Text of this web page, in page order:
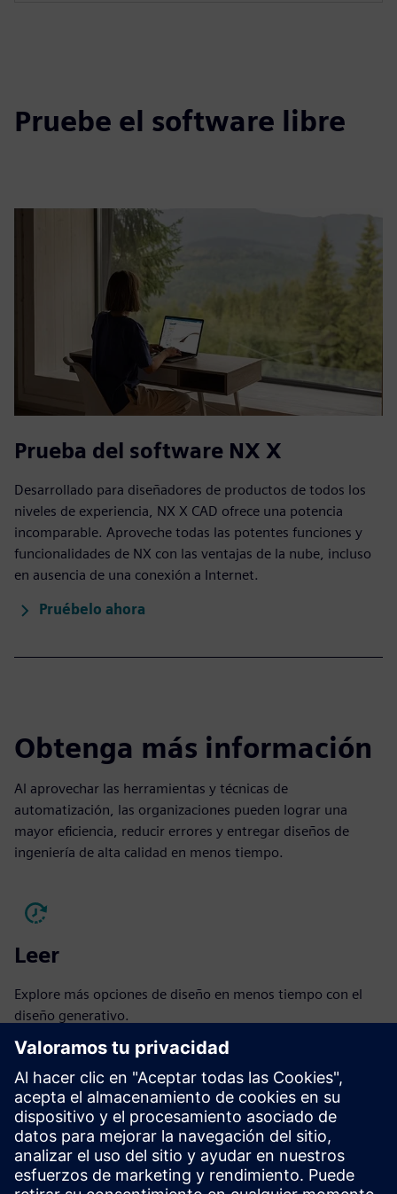
Pruebe el software libre
Prueba del software NX X
Desarrollado para diseñadores de productos de todos los
niveles de experiencia, NX X CAD ofrece una potencia
incomparable. Aproveche todas las potentes funciones y
funcionalidades de NX con las ventajas de la nube, incluso
en ausencia de una conexión a Internet.
Pruébelo ahora
Obtenga más información
Al aprovechar las herramientas y técnicas de
automatización, las organizaciones pueden lograr una
mayor eficiencia, reducir errores y entregar diseños de
ingeniería de alta calidad en menos tiempo.
Leer
Explore más opciones de diseño en menos tiempo con el
diseño generativo.
Lea el libro electrónico
Leer
Con Tecnomatix y Teamcenter, Electrolux crea sistemas y
procesos de fabricación uniformes y eficientes.